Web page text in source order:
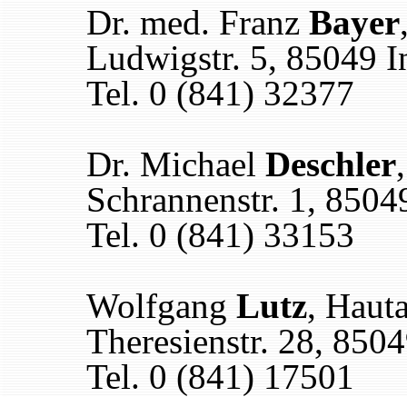
Dr. med. Franz Bayer
Ludwigstr. 5, 85049
Tel. 0 (841) 32377
Dr. Michael Deschler
Schrannenstr. 1,
Tel. 0 (841) 33153
Wolfgang Lutz,
Theresienstr. 28,
Tel. 0 (841) 17501